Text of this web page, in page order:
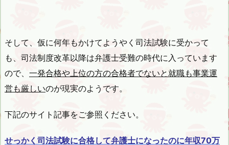
そして、仮に何年もかけてようやく司法試験に受かって
も、司法制度改革以降は弁護士受難の時代に入っています
ので、 一発合格や上位の方の合格者でないと就職も事業運
営も厳しいのが現実のようです。
下記のサイト記事をご参照ください。
せっかく司法試験に合格して弁護士になったのに年収70万